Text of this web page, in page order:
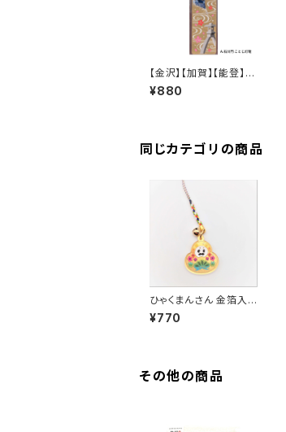
【金沢】【加賀】【能登】金
箔のしおり
¥880
同じカテゴリの商品
ひゃくまんさん 金箔入
根付
¥770
その他の商品